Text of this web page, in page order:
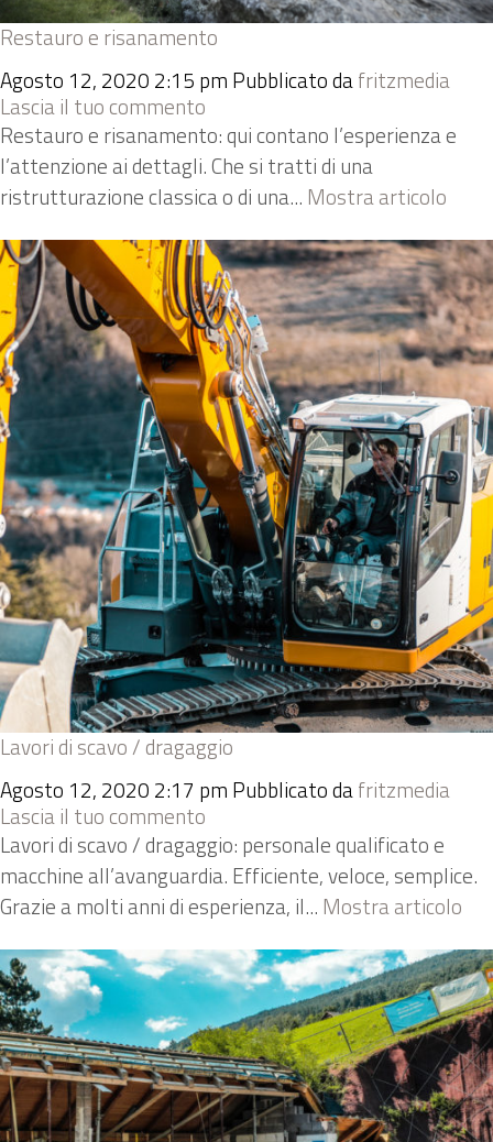
Restauro e risanamento
Agosto 12, 2020 2:15 pm Pubblicato dafritzmedia
Lascia il tuo commento
Restauro e risanamento: qui contano l’esperienza e
l’attenzione ai dettagli. Che si tratti di una
ristrutturazione classica o di una... Mostra articolo
Lavori di scavo / dragaggio
Agosto 12, 2020 2:17 pm Pubblicato dafritzmedia
Lascia il tuo commento
Lavori di scavo / dragaggio: personale qualificato e
macchine all’avanguardia. Efficiente, veloce, semplice.
Grazie a molti anni di esperienza, il... Mostra articolo